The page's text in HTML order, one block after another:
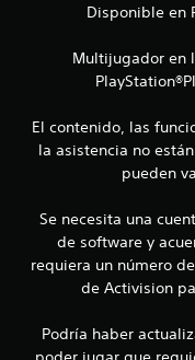
Disponible en
Multijugador en
El contenido, las
la asistencia no
pueden
Se necesita una
de software y
requiera un número
de Activision
Podría haber